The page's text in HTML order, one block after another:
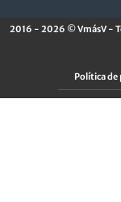
2016 - 2026 © VmásV -
Política de